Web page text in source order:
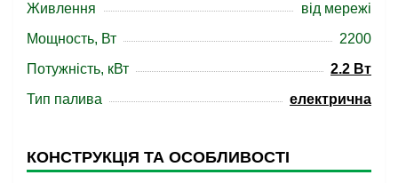
Живлення
від мережі
Мощность, Вт
2200
Потужність, кВт
2.2 Вт
Тип палива
електрична
КОНСТРУКЦІЯ ТА ОСОБЛИВОСТІ